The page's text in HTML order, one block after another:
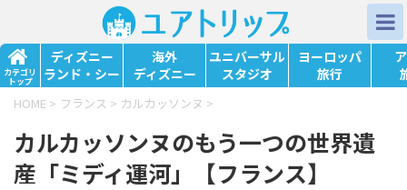
カテゴリ
トップ
ディズニー
ランド・シー
海外
ディズニー
ユニバーサル
スタジオ
ヨーロッパ
旅行
HOME > フランス > カルカッソンヌ >
カルカッソンヌのもう一つの世界遺
産「ミディ運河」【フランス】